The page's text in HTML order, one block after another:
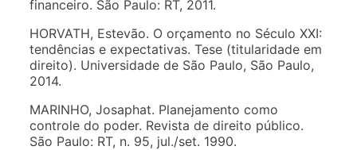
financeiro. São Paulo: RT, 2011.
HORVATH, Estevão. O orçamento no Século XXI:
tendências e expectativas. Tese (titularidade em
direito). Universidade de São Paulo, São Paulo,
2014.
MARINHO, Josaphat. Planejamento como
controle do poder. Revista de direito público.
São Paulo: RT, n. 95, jul./set. 1990.